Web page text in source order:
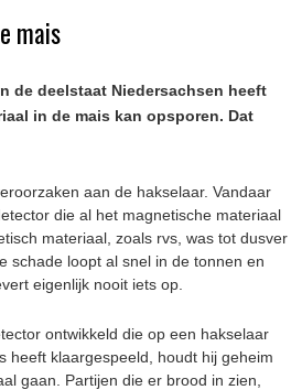
mais
de deelstaat Niedersachsen heeft
in de mais kan opsporen. Dat
aan de hakselaar. Vandaar
die al het magnetische materiaal
materiaal, zoals rvs, was tot dusver
schade loopt al snel in de tonnen en
eigenlijk nooit iets op.
ontwikkeld die op een hakselaar
heeft klaargespeeld, houdt hij geheim
gaan. Partijen die er brood in zien,